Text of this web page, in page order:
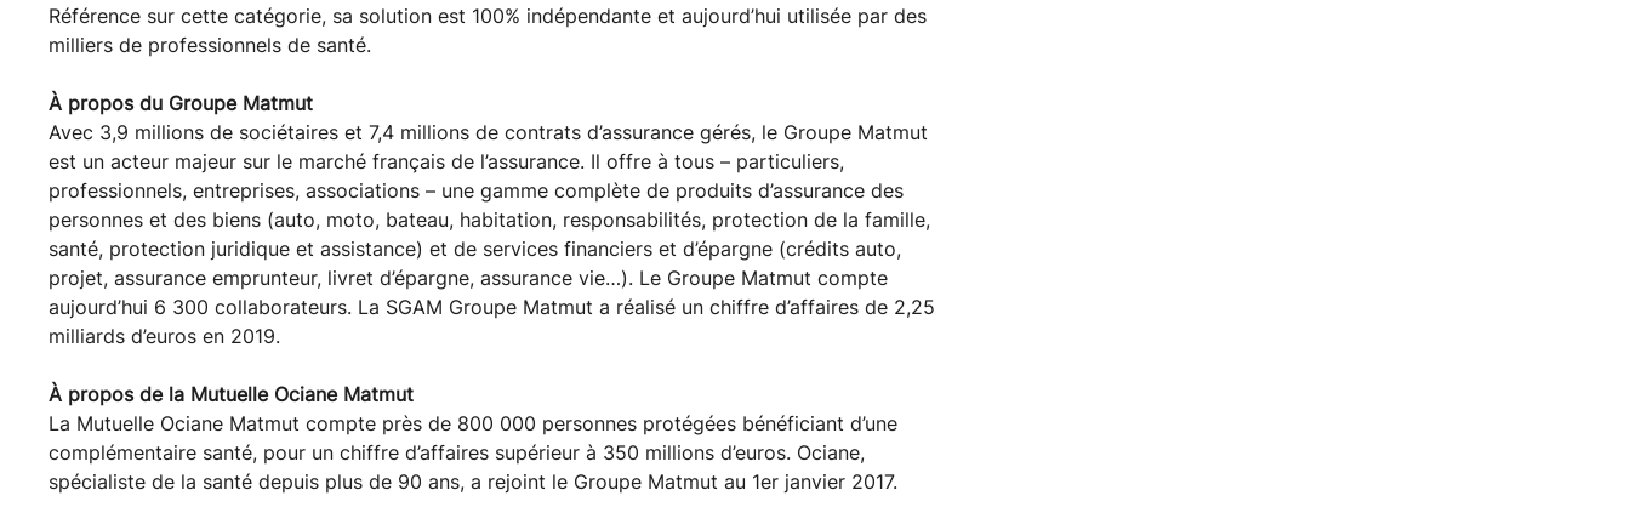
Référence sur cette catégorie, sa solution est 100% indépendante et aujourd’hui utilisée par des
milliers de professionnels de santé.
À propos du Groupe Matmut
Avec 3,9 millions de sociétaires et 7,4 millions de contrats d’assurance gérés, le Groupe Matmut
est un acteur majeur sur le marché français de l’assurance. Il offre à tous – particuliers,
professionnels, entreprises, associations – une gamme complète de produits d’assurance des
personnes et des biens (auto, moto, bateau, habitation, responsabilités, protection de la famille,
santé, protection juridique et assistance) et de services financiers et d’épargne (crédits auto,
projet, assurance emprunteur, livret d’épargne, assurance vie…). Le Groupe Matmut compte
aujourd’hui 6 300 collaborateurs. La SGAM Groupe Matmut a réalisé un chiffre d’affaires de 2,25
milliards d’euros en 2019.
À propos de la Mutuelle Ociane Matmut
La Mutuelle Ociane Matmut compte près de 800 000 personnes protégées bénéficiant d’une
complémentaire santé, pour un chiffre d’affaires supérieur à 350 millions d’euros. Ociane,
spécialiste de la santé depuis plus de 90 ans, a rejoint le Groupe Matmut au 1er janvier 2017.